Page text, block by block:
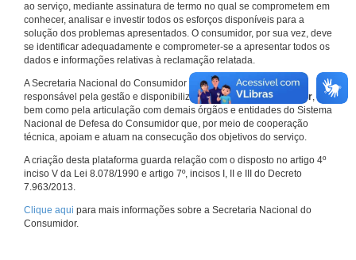
ao serviço, mediante assinatura de termo no qual se comprometem em
conhecer, analisar e investir todos os esforços disponíveis para a
solução dos problemas apresentados. O consumidor, por sua vez, deve
se identificar adequadamente e comprometer-se a apresentar todos os
dados e informações relativas à reclamação relatada.
A Secretaria Nacional do Consumidor do Ministério da Justiça é a
responsável pela gestão e disponibilização doConsumidor.gov.br,
bem como pela articulação com demais órgãos e entidades do Sistema
Nacional de Defesa do Consumidor que, por meio de cooperação
técnica, apoiam e atuam na consecução dos objetivos do serviço.
A criação desta plataforma guarda relação com o disposto no artigo 4º
inciso V da Lei 8.078/1990 e artigo 7º, incisos I, II e III do Decreto
7.963/2013.
Clique aqui para mais informações sobre a Secretaria Nacional do
Consumidor.